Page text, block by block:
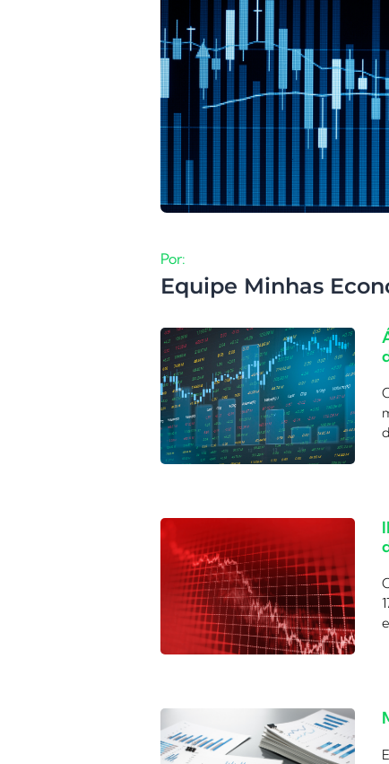
Por:
Equipe Minhas